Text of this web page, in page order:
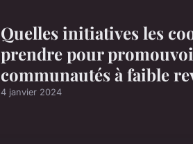
Quelles initiatives les
prendre pour
communautés à faible
4 janvier 2024